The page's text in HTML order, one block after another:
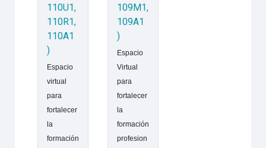
110U1,
110R1,
110A1
)
Espacio
virtual
para
fortalecer
la
formación
109M1,
109A1
)
Espacio
Virtual
para
fortalecer
la
formación
profesion